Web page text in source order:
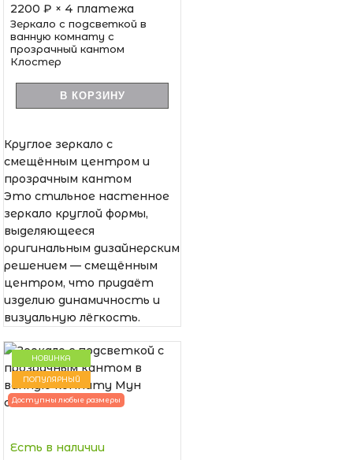
2200 ₽ × 4 платежа
Зеркало с подсветкой в
ванную комнату с
прозрачный кантом
Клостер
В КОРЗИНУ
Круглое зеркало с
смещённым центром и
прозрачным кантом
Это стильное настенное
зеркало круглой формы,
выделяющееся
оригинальным дизайнерским
решением — смещённым
центром, что придаёт
изделию динамичность и
визуальную лёгкость.
НОВИНКА
ПОПУЛЯРНЫЙ
Доступны любые размеры
Есть в наличии